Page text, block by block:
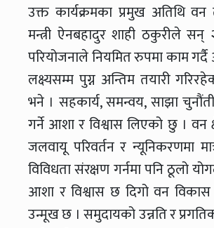
उक्त कार्यक्रमका प्रमुख अतिथि वन
मन्त्री ऐनबहादुर शाही ठकुरीले
परियोजनाले नियमित रुपमा काम
लक्ष्यसम्म पुग्न अन्तिम तयारी
भने । सहकार्य, समन्वय, साझा
गर्ने आशा र विश्वास लिएको छु । वन
जलवायू परिवर्तन र न्यूनिकरणमा
विविधता संरक्षण गर्नमा पनि ठूलो
आशा र विश्वास छ दिगो वन विकास
उन्मूख छ । समुदायको उन्नति र